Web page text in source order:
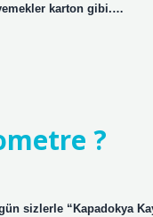
karton gibi.…
?
sizlerle “Kapadokya